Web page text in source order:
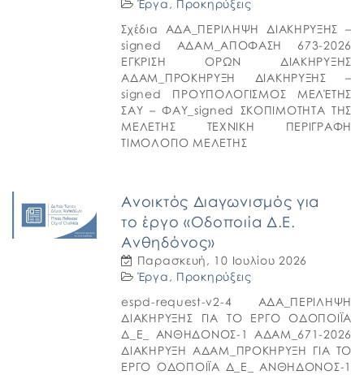
Έργα , Προκηρύξεις
Σχέδια ΑΔΑ_ΠΕΡΙΛΗΨΗ ΔΙΑΚΗΡΥΞΗΣ –
signed ΑΔΑΜ_ΑΠΟΦΑΣΗ 673-2026
ΕΓΚΡΙΣΗ ΟΡΩΝ ΔΙΑΚΗΡΥΞΗΣ
ΑΔΑΜ_ΠΡΟΚΗΡΥΞΗ ΔΙΑΚΗΡΥΞΗΣ –
signed ΠΡΟΥΠΟΛΟΓΙΣΜΟΣ ΜΕΛΈΤΗΣ
ΣΑΥ – ΦΑΥ_signed ΣΚΟΠΙΜΟΤΗΤΑ ΤΗΣ
ΜΕΛΕΤΗΣ ΤΕΧΝΙΚΗ ΠΕΡΙΓΡΑΦΗ
ΤΙΜΟΛΟΓΙΟ ΜΕΛΕΤΗΣ
Ανοικτός Διαγωνισμός για
το έργο «Οδοποιία Δ.Ε.
Ανθηδόνος»
Παρασκευή, 10 Ιουλίου 2026
Έργα , Προκηρύξεις
espd-request-v2-4 ΑΔΑ_ΠΕΡΙΛΗΨΗ
ΔΙΑΚΗΡΥΞΗΣ ΓΙΑ ΤΟ ΕΡΓΟ ΟΔΟΠΟΙΪΑ
Δ_Ε_ ΑΝΘΗΔΟΝΟΣ-1 ΑΔΑΜ_671-2026
ΔΙΑΚΗΡΥΞΗ ΑΔΑΜ_ΠΡΟΚΗΡΥΞΗ ΓΙΑ ΤΟ
ΕΡΓΟ ΟΔΟΠΟΙΪΑ Δ_Ε_ ΑΝΘΗΔΟΝΟΣ-1